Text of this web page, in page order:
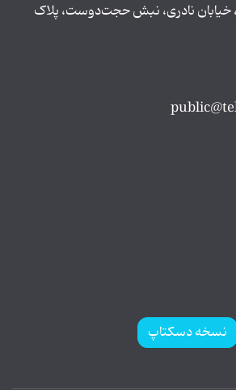
خیابان نادری، نبش حجت‌دوست، پلاک
نسخه دسکتاپ